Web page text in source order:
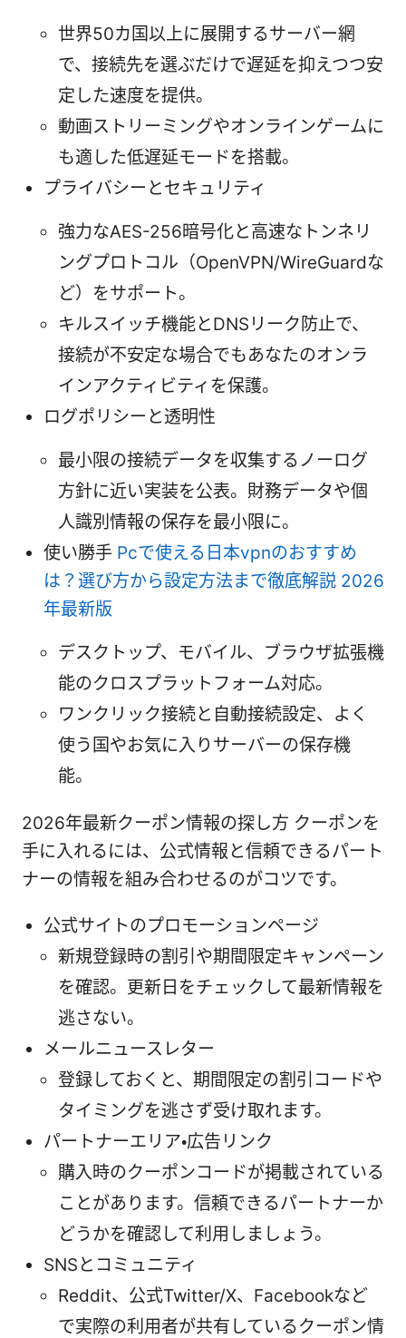
世界50カ国以上に展開するサーバー網
で、接続先を選ぶだけで遅延を抑えつつ安
定した速度を提供。
動画ストリーミングやオンラインゲームに
も適した低遅延モードを搭載。
プライバシーとセキュリティ
強力なAES-256暗号化と高速なトンネリ
ングプロトコル（OpenVPN/WireGuardな
ど）をサポート。
キルスイッチ機能とDNSリーク防止で、
接続が不安定な場合でもあなたのオンラ
インアクティビティを保護。
ログポリシーと透明性
最小限の接続データを収集するノーログ
方針に近い実装を公表。財務データや個
人識別情報の保存を最小限に。
使い勝手 Pcで使える日本vpnのおすすめ
は？選び方から設定方法まで徹底解説 2026
年最新版
デスクトップ、モバイル、ブラウザ拡張機
能のクロスプラットフォーム対応。
ワンクリック接続と自動接続設定、よく
使う国やお気に入りサーバーの保存機
能。
2026年最新クーポン情報の探し方 クーポンを
手に入れるには、公式情報と信頼できるパート
ナーの情報を組み合わせるのがコツです。
公式サイトのプロモーションページ
新規登録時の割引や期間限定キャンペーン
を確認。更新日をチェックして最新情報を
逃さない。
メールニュースレター
登録しておくと、期間限定の割引コードや
タイミングを逃さず受け取れます。
パートナーエリア・広告リンク
購入時のクーポンコードが掲載されている
ことがあります。信頼できるパートナーか
どうかを確認して利用しましょう。
SNSとコミュニティ
Reddit、公式Twitter/X、Facebookなど
で実際の利用者が共有しているクーポン情